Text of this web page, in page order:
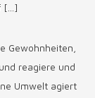
[…]
Gewohnheiten,
reagiere und
Umwelt agiert